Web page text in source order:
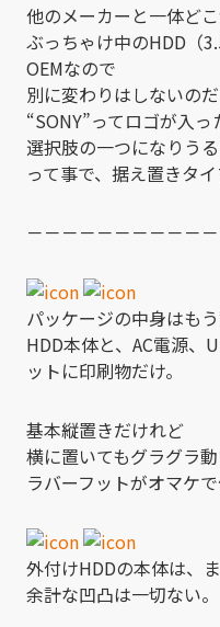
他のメーカーと一体ど
ぶっちゃけ中のHDD（
OEMなので
別に変わりはしないのだ
“SONY”ってロゴが入
選択肢の一つになりう
って事で、据え置きタ
－－－－－－－－－－
パッケージの中身はも
HDD本体と、AC電源、
ットに印刷物だけ。
基本縦置きだけれど
横に置いてもグラグラ
ラバーフットがオマケで
外付けHDDの本体は、
余計な凹凸は一切ない。